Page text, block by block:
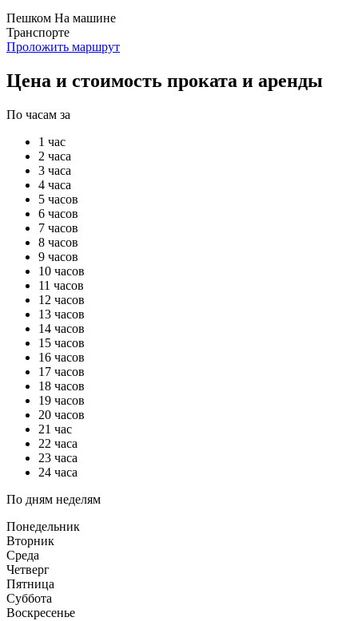
Пешком На машине
Транспорте
Проложить маршрут
Цена и стоимость проката и аренды
По часам за
1 час
2 часа
3 часа
4 часа
5 часов
6 часов
7 часов
8 часов
9 часов
10 часов
11 часов
12 часов
13 часов
14 часов
15 часов
16 часов
17 часов
18 часов
19 часов
20 часов
21 час
22 часа
23 часа
24 часа
По дням неделям
Понедельник
Вторник
Среда
Четверг
Пятница
Суббота
Воскресенье